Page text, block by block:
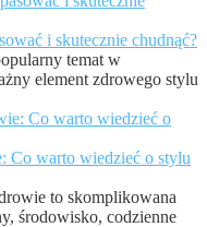
i skutecznie chudnąć?
temat w
element zdrowego stylu
Co warto wiedzieć o stylu
to skomplikowana
środowisko, codzienne